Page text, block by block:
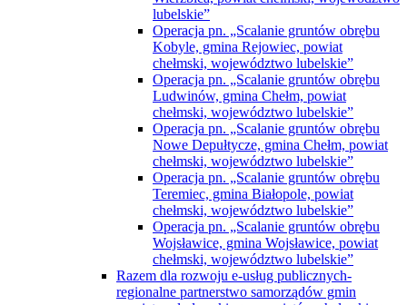
lubelskie”
Operacja pn. „Scalanie gruntów obrębu
Kobyle, gmina Rejowiec, powiat
chełmski, województwo lubelskie”
Operacja pn. „Scalanie gruntów obrębu
Ludwinów, gmina Chełm, powiat
chełmski, województwo lubelskie”
Operacja pn. „Scalanie gruntów obrębu
Nowe Depułtycze, gmina Chełm, powiat
chełmski, województwo lubelskie”
Operacja pn. „Scalanie gruntów obrębu
Teremiec, gmina Białopole, powiat
chełmski, województwo lubelskie”
Operacja pn. „Scalanie gruntów obrębu
Wojsławice, gmina Wojsławice, powiat
chełmski, województwo lubelskie”
Razem dla rozwoju e-usług publicznych-
regionalne partnerstwo samorządów gmin